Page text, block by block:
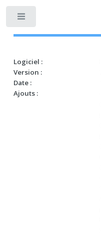
Logiciel :
Version :
Date :
Ajouts :